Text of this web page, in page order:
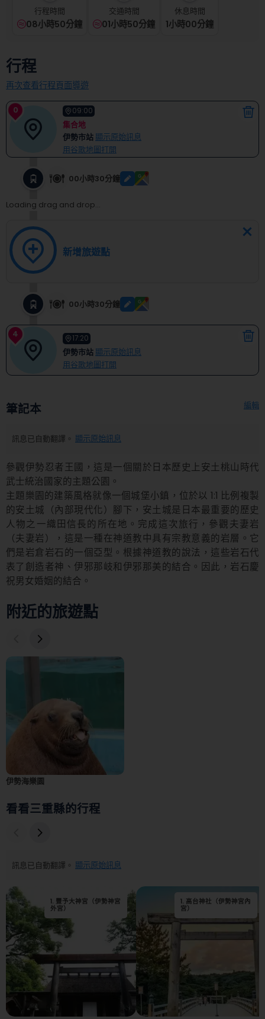
question
to
get
the
keyboard
shortcuts
for
changing
dates.
行程時間
08小時50分鐘
交通時間
01小時50分鐘
休息時間
1小時00分鐘
行程
再次查看行程頁面導遊
0 09:00
集合地
伊勢市站 顯示原始訊息
用谷歌地圖打開
00小時30分鐘
Loading drag and drop...
新增旅遊點
00小時30分鐘
4 17:20
伊勢市站 顯示原始訊息
用谷歌地圖打開
筆記本 編輯
訊息已自動翻譯。 顯示原始訊息
參觀伊勢忍者王國，這是一個關於日本歷史上安土桃山時代
武士統治國家的主題公園。
主題樂園的建築風格就像一個城堡小鎮，位於以 1:1 比例複製
的安土城（內部現代化）腳下，安土城是日本最重要的歷史
人物之一織田信長的所在地。完成這次旅行，參觀夫妻岩
（夫妻岩），這是一種在神道教中具有宗教意義的岩層。它
們是岩倉岩石的一個亞型。根據神道教的說法，這些岩石代
表了創造者神、伊邪那岐和伊邪那美的結合。因此，岩石慶
祝男女婚姻的結合。
附近的旅遊點
伊勢海樂園
看看三重縣的行程
訊息已自動翻譯。 顯示原始訊息
1. 豐予大神宮（伊勢神宮
外宮）
2. 猿彥神社
1. 高台神社（伊勢神宮內
宮）